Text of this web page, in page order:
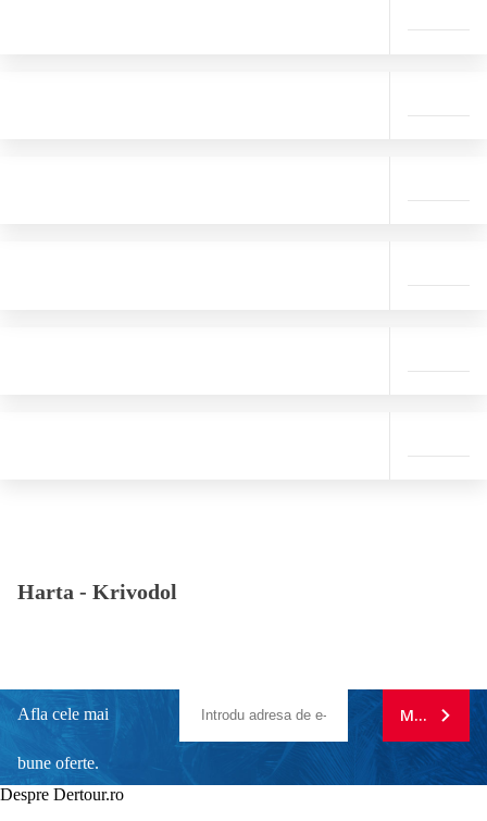
Harta - Krivodol
Afla cele mai
bune oferte.
MA
Despre Dertour.ro